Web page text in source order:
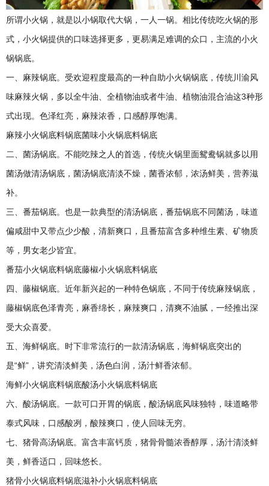
底
料
厂
所谓小火锅，就是以小锅取代大锅，一人一锅。相比传统吃火锅的形
式，小火锅提供的口味选择更多，更易满足难调的众口，主流的小火
锅锅底。
一、麻辣锅底。受欢迎程度最高的一种自助小火锅锅底，传统川渝风
味麻辣火锅，多以全牛油、全植物油或者牛油、植物油混合油这3种形
式出现。色泽红亮，麻辣浓香，口感醇厚饱满。
麻辣小火锅底料锅底菌味小火锅底料锅底
二、菌汤锅底。不能吃辣之人的首选，传统火锅里面鸳鸯锅就多以用
菌汤做清汤锅底，菌汤锅底清淡不燥，菌香浓郁，浓汤鲜美，营养滋
补。
三、番茄锅底。也是一款典型的清汤锅底，番茄锅底不同菌汤，味道
偏咸甜中又带点少少酸，清新爽口，且番茄富含多种维生素、矿物质
等，男女老少皆宜。
番茄小火锅底料锅底藤椒小火锅底料锅底
四、藤椒锅底。近年新兴起的一种特色锅底，不同于传统麻辣锅底，
藤椒锅底色泽青亮，麻香绵长，麻辣爽口，清爽不油腻，一经推出深
受大众喜爱。
五、海鲜锅底。时下非常流行的一款清汤锅底，海鲜锅底突出的
是“鲜”，讲究清淡鲜美，汤色白润，汤汁鲜香浓郁。
海鲜小火锅底料锅底酸汤小火锅底料锅底
六、酸汤锅底。一款可口开胃的锅底，酸汤锅底风味独特，味道略带
泰式风味，口感酸冽，酸辣爽口，使人回味无穷。
七、猪骨高汤锅底。富含丰富钙质，猪骨骨髓浓香醇厚，汤汁清淡鲜
美，鲜香适口，回味悠长。
猪骨小火锅底料锅底滋补小火锅底料锅底